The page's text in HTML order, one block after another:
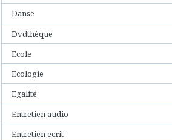
Danse
Dvdthèque
Ecole
Ecologie
Egalité
Entretien audio
Entretien ecrit